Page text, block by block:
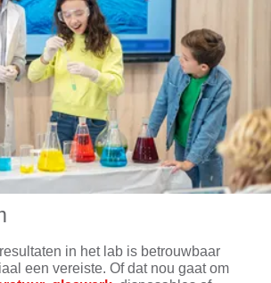
in het lab is betrouwbaar
een vereiste. Of dat nou gaat om